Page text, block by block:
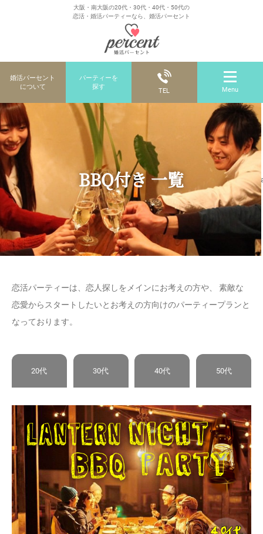
大阪・南大阪の20代・30代・40代・50代の
恋活・婚活パーティーなら、婚活パーセント
婚活パーセント
について
パーティーを
探す
TEL Menu
BBQ付き 一覧
恋活パーティーは、恋人探しをメインにお考えの方や、 素敵な
恋愛からスタートしたいとお考えの方向けのパーティープランと
なっております。
20代 30代 40代 50代